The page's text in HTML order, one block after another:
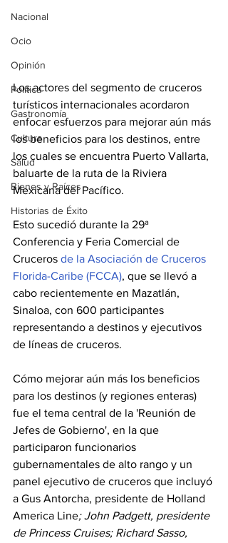
Nacional
Ocio
Opinión
Política
Gastronomía
Cultura
Salud
Bienes y Raíces
Historias de Éxito
Los actores del segmento de cruceros
turísticos internacionales acordaron
enfocar esfuerzos para mejorar aún más
los beneficios para los destinos, entre
los cuales se encuentra Puerto Vallarta,
baluarte de la ruta de la Riviera
Mexicana del Pacífico.
Esto sucedió durante la 29ª
Conferencia y Feria Comercial de
Cruceros de la Asociación de Cruceros
Florida-Caribe (FCCA), que se llevó a
cabo recientemente en Mazatlán,
Sinaloa, con 600 participantes
representando a destinos y ejecutivos
de líneas de cruceros.
Cómo mejorar aún más los beneficios
para los destinos (y regiones enteras)
fue el tema central de la 'Reunión de
Jefes de Gobierno', en la que
participaron funcionarios
gubernamentales de alto rango y un
panel ejecutivo de cruceros que incluyó
a Gus Antorcha, presidente de Holland
America Line; John Padgett, presidente
de Princess Cruises; Richard Sasso,